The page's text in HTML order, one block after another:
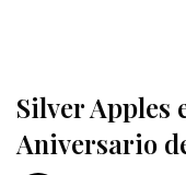
Silver Apples
Aniversario